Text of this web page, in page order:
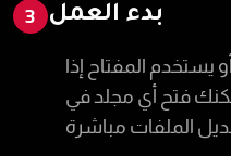
3 بدء العمل
المفتاح إذا
فتح أي مجلد في